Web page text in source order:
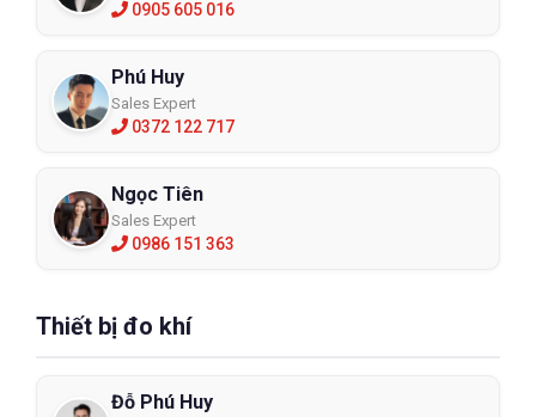
0905 605 016
Phú Huy
Sales Expert
0372 122 717
Ngọc Tiên
Sales Expert
0986 151 363
Thiết bị đo khí
Đỗ Phú Huy